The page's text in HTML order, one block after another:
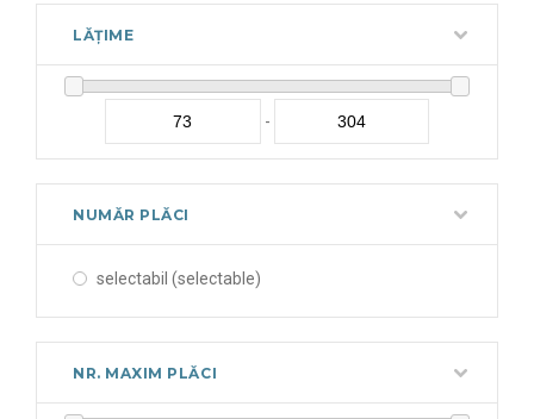
LĂȚIME
-
NUMĂR PLĂCI
selectabil (selectable)
NR. MAXIM PLĂCI